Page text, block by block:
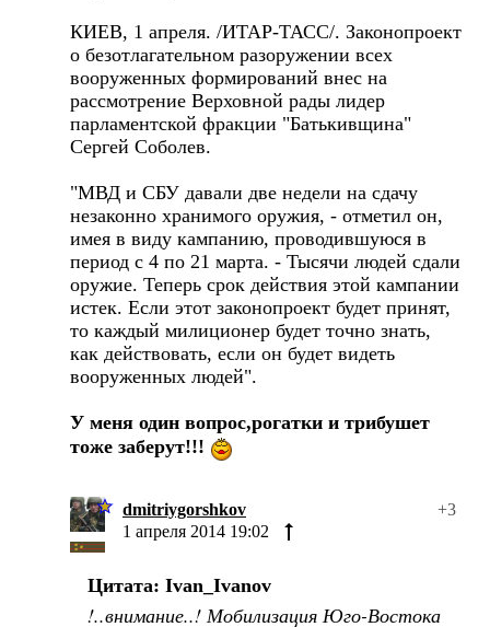
КИЕВ, 1 апреля. /ИТАР-ТАСС/. Законопроект
о безотлагательном разоружении всех
вооруженных формирований внес на
рассмотрение Верховной рады лидер
парламентской фракции "Батькивщина"
Сергей Соболев.
"МВД и СБУ давали две недели на сдачу
незаконно хранимого оружия, - отметил он,
имея в виду кампанию, проводившуюся в
период с 4 по 21 марта. - Тысячи людей сдали
оружие. Теперь срок действия этой кампании
истек. Если этот законопроект будет принят,
то каждый милиционер будет точно знать,
как действовать, если он будет видеть
вооруженных людей".
У меня один вопрос,рогатки и трибушет
тоже заберут!!!
dmitriygorshkov
+3
1 апреля 2014 19:02
Цитата: Ivan_Ivanov
!..внимание..! Мобилизация Юго-Востока